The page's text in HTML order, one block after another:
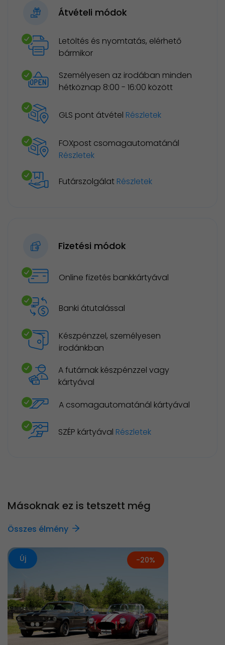
Átvételi módok
Letöltés és nyomtatás, elérhető
bármikor
Személyesen az irodában minden
hétköznap 8:00 - 16:00 között
GLS pont átvétel Részletek
FOXpost csomagautomatánál
Részletek
Futárszolgálat Részletek
Fizetési módok
Online fizetés bankkártyával
Banki átutalással
Készpénzzel, személyesen
irodánkban
A futárnak készpénzzel vagy
kártyával
A csomagautomatánál kártyával
SZÉP kártyával Részletek
Másoknak ez is tetszett még
Összes élmény
Új -20%